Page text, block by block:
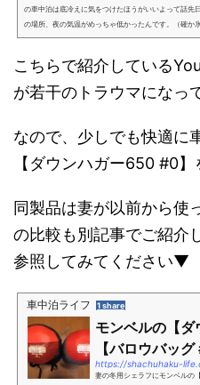
の車中泊は底冷えに気をつけたほうがいいよって話先
の場所、夜の気温がめっちゃ低かったんです。（確か
こちらで紹介している
が若干のトラウマになっ
なので、少しでも快適に
【ダウンハガー650 #0】
同製品は妻が以前から使
の比較も別記事でご紹介
参照してみてください▼
車中泊ライフ 1 share
モンベルの【
【バロウバッ
https://shachuhaku-
妻の冬用シェラフにモンベルの